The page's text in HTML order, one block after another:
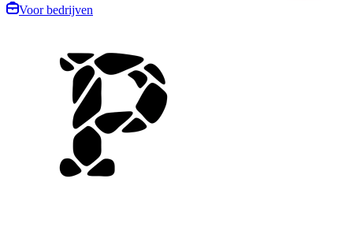
Voor bedrijven